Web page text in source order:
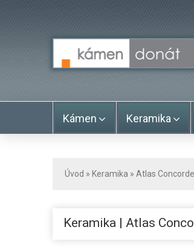
Kámen Keramika
Úvod » Keramika » Atlas Concorde
Keramika | Atlas